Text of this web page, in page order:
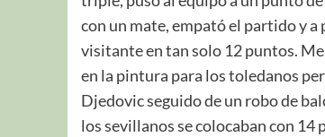
con un mate, empató el partido y
visitante en tan solo 12 puntos.
en la pintura para los toledanos
Djedovic seguido de un robo de
los sevillanos se colocaban con 14